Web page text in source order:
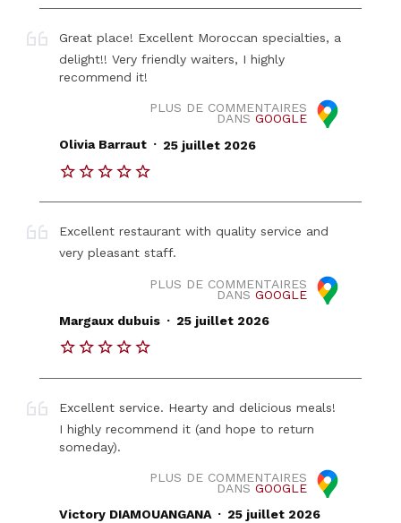
Great place! Excellent Moroccan specialties, a
delight!! Very friendly waiters, I highly
recommend it!
PLUS DE COMMENTAIRES
DANS GOOGLE
Olivia Barraut . 25 juillet 2026
Excellent restaurant with quality service and
very pleasant staff.
PLUS DE COMMENTAIRES
DANS GOOGLE
Margaux dubuis . 25 juillet 2026
Excellent service. Hearty and delicious meals!
I highly recommend it (and hope to return
someday).
PLUS DE COMMENTAIRES
DANS GOOGLE
Victory DIAMOUANGANA . 25 juillet 2026